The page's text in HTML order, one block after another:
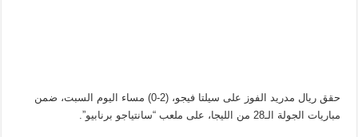
حقق ريال مدريد الفوز على سيلتا فيجو، (2-0) مساء اليوم السبت، ضمن
مباريات الجولة الـ28 من الليجا، على ملعب “سانتياجو برنابيو”.